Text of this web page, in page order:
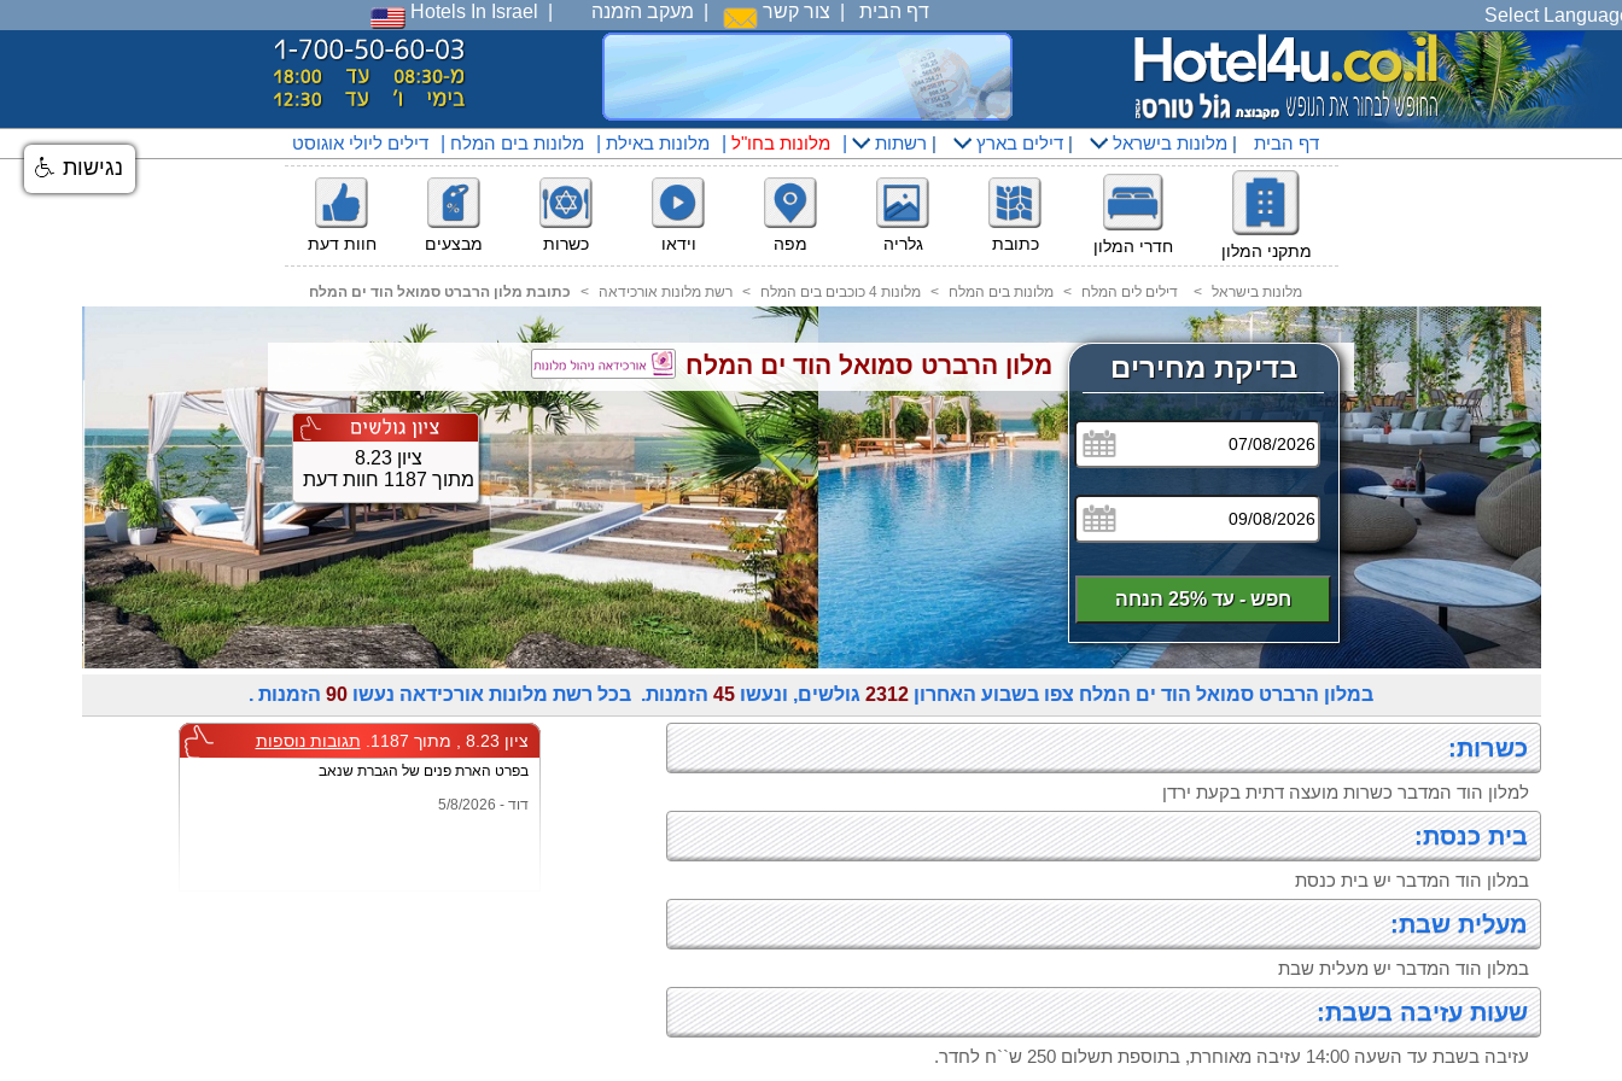
Hotels In Israel מעקב הזמנה צור קשר דף הבית Select
דילים ליולי אוגוסט מלונות בים המלח מלונות באילת מלונות בחו"ל רשתות | דילים בארץ| מלונות בישראל| דף הבית
חוות דעת מבצעים כשרות וידאו מפה גלריה כתובת חדרי המלון מתקני המלון
כתובת מלון הרברט סמואל הוד ים המלח < רשת מלונות אורכידאה < מלונות 4 כוכבים בים המלח < מלונות בים המלח < דילים לים המלח < מלונות בישראל
מלון הרברט סמואל הוד ים המלח
ציון 8.23
מתוך 1187 חוות דעת
בדיקת מחירים
חפש - עד 25% הנחה
במלון הרברט סמואל הוד ים המלח צפו בשבוע האחרון 2312 גולשים, ונעשו 45 הזמנות. בכל רשת מלונות אורכידאה נעשו 90 הזמנות .
ציון 8.23 , מתוך 1187. תגובות נוספות
בפרט הארת פנים של הגברת שנאב
דוד - 5/8/2026
כשרות:
למלון הוד המדבר כשרות מועצה דתית בקעת ירדן
בית כנסת:
במלון הוד המדבר יש בית כנסת
מעלית שבת:
במלון הוד המדבר יש מעלית שבת
שעות עזיבה בשבת:
עזיבה בשבת עד השעה 14:00 עזיבה מאוחרת, בתוספת תשלום 250 ש``ח לחדר.
נגישות